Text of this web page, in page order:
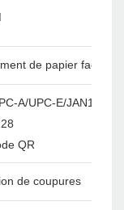
de papier facile
A/UPC-E/
QR
de coupures